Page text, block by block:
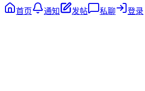
首页 通知 发帖 私聊 登录